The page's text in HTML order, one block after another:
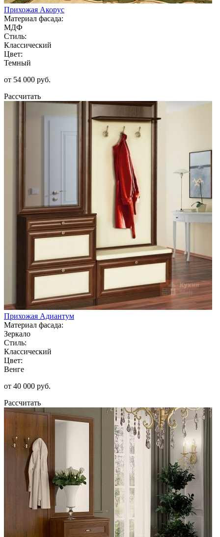
Прихожая Акорус
Материал фасада:
МДФ
Стиль:
Классический
Цвет:
Темный
от 54 000 руб.
Рассчитать
Прихожая Адиантум
Материал фасада:
Зеркало
Стиль:
Классический
Цвет:
Венге
от 40 000 руб.
Рассчитать